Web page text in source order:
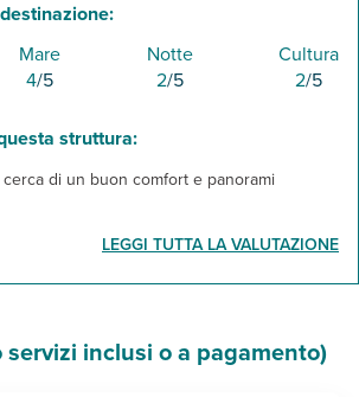
Mare
4/5
Notte
2/5
Cultura
2/5
struttura:
di un buon comfort e panorami
LEGGI TUTTA LA VALUTAZIONE
servizi inclusi o a pagamento)